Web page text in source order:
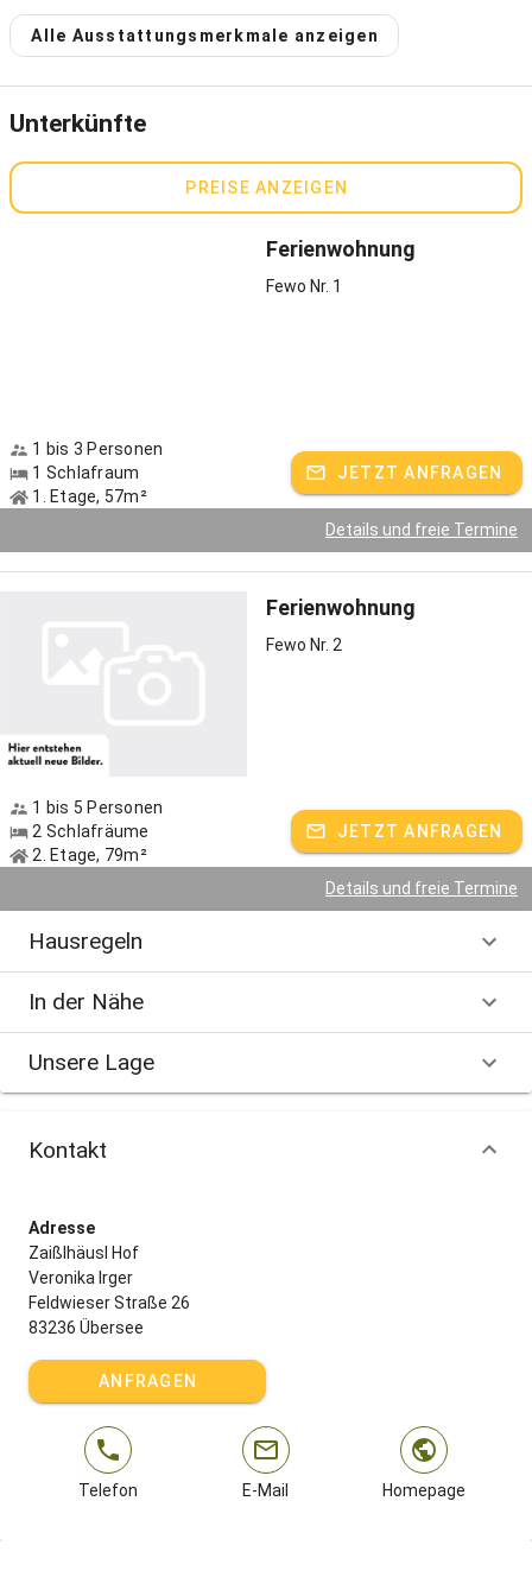
Grenze in 30 Minuten und München besuchen Sie am bequemsten
mit der Bahn in gut einer Stunde.
Die Geschichte des Zaisslhäusl Hofes reicht sehr weit zurück -
Übersee selbst. Urkundlich erwähnt wurde er erstmals 1629 - und
seit 1861 bewohnen ihn nachweislich wir, die Familie Irger. Der
Hofname selbst stammt von den „Zaißln“ ab, was ins
Hochdeutsche übersetzt „Bienen“ bedeutet. Im Obstgarten war
„mobiles Frühstück auf dem Tablett“ - mit selbstgemachter
Marmelade, unseren feinen Eiern, Honig - und guten Produkten aus
der Region. Übrigens: bei Ihrer Ankunft wartet auf Wunsch eine
kleine Überraschung auf Sie: wir nennen es unser „Kulinarik-Paket“.
Pensionsrinder spezialisiert - wenn umliegende Bauern zu wenig
unserenWeiden. Auch unsere etwa fünfzig Skudden-Schafe, die
Hasen, Enten, Tauben und Gänse müssen versorgt und gefüttert
werden - helfende Kinderhände sind uns stets willkommen. Mit zur
Tierschar gehören Mauli und Brezi, unsere zwei Hofkatzen. Sie
freuen sich über jede Streicheleinheit. Täglich holen wir die Eier aus
den Nestern der Hühner, denn Opa Klaus hat dreißig Stück davon -
für Kinder ist dies oft der schönste Moment des Tages. Was es
Spielplatz mit verschiedenen Schaukeln
Ein ganzer Fuhrpark mit Kettcars, einem „Streitwagen Lorry“, der zu
Und ein extra großes Gokart mit Anhänger für mehrere Personen
Herbst und Winter - die staade Zeit
Wenn sich die Blätter unserer Mischwälder bunt färben, Drachen im
Wind tanzen und die Vögel Richtung Süden ziehn, kehr bei uns Ruhe
ein. Besonders Paare schätzen die Monate von Oktober bis April.
Sie unternehmen ausgedehnte Spaziergänge und Wanderungen,
planen Touren mit dem Rad, besuchen unsere nahen
Alle Ausstattungsmerkmale anzeigen
Unterkünfte
PREISE ANZEIGEN
Ferienwohnung
Fewo Nr. 1
1 bis 3 Personen
1 Schlafraum
1. Etage, 57m²
JETZT ANFRAGEN
Details und freie Termine
Ferienwohnung
Fewo Nr. 2
1 bis 5 Personen
2 Schlafräume
2. Etage, 79m²
JETZT ANFRAGEN
Details und freie Termine
Hausregeln
In der Nähe
Unsere Lage
Kontakt
Adresse
Zaißlhäusl Hof
Veronika Irger
Feldwieser Straße 26
83236 Übersee
ANFRAGEN
Telefon E-Mail Homepage